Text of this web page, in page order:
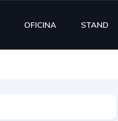
OFICINA STAND